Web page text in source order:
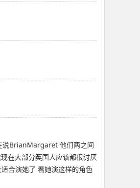
说BrianMargaret 他们两之间
在大部分英国人应该都很讨厌
合演她了 看她演这样的角色